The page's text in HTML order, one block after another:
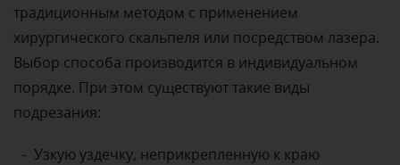
традиционным методом с применением
хирургического скальпеля или посредством лазера.
Выбор способа производится в индивидуальном
порядке. При этом существуют такие виды
подрезания:
Узкую уздечку, неприкрепленную к краю